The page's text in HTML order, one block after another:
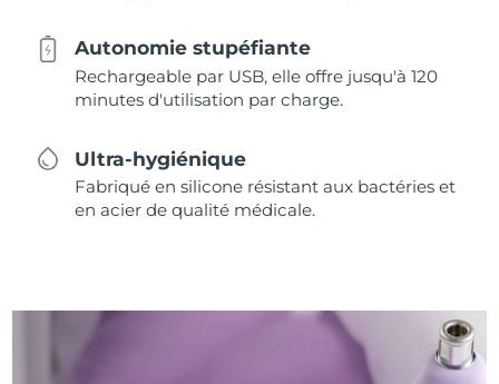
Autonomie stupéfiante
Rechargeable par USB, elle offre jusqu'à 120
minutes d'utilisation par charge.
Ultra-hygiénique
Fabriqué en silicone résistant aux bactéries et
en acier de qualité médicale.